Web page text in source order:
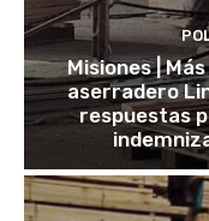
Misiones |
aserradero
respuestas